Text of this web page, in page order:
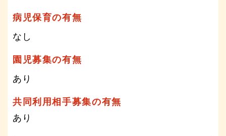
病児保育の有無
なし
園児募集の有無
あり
共同利用相手募集の有無
あり